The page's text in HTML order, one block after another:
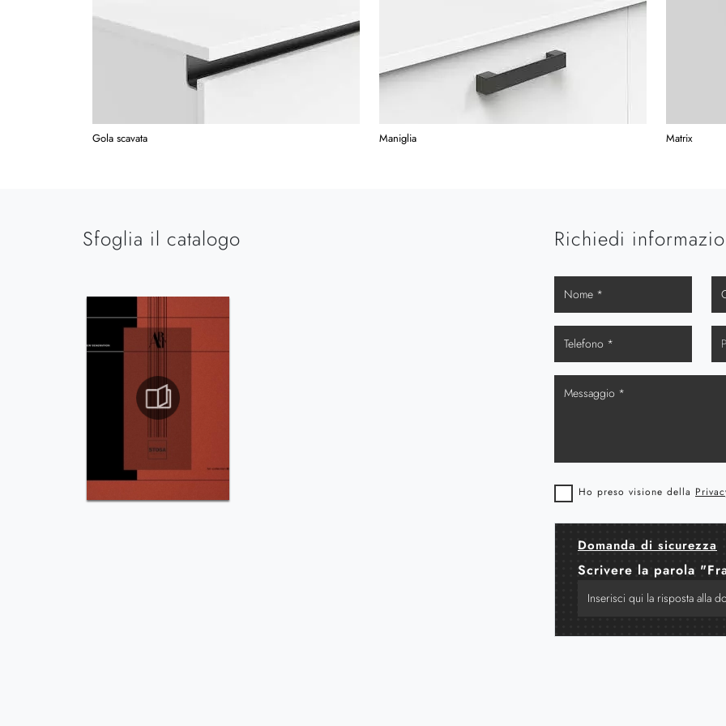
Gola scavata Maniglia Matrix
Sfoglia il catalogo Richiedi
Ho preso visione della
Domanda di sicurezza
Scrivere la parola